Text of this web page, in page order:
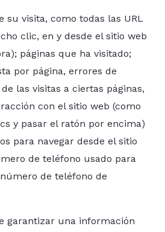
su visita, como todas las URL
clic, en y desde el sitio web
páginas que ha visitado;
por página, errores de
las visitas a ciertas páginas,
con el sitio web (como
y pasar el ratón por encima)
para navegar desde el sitio
de teléfono usado para
de teléfono de
garantizar una información